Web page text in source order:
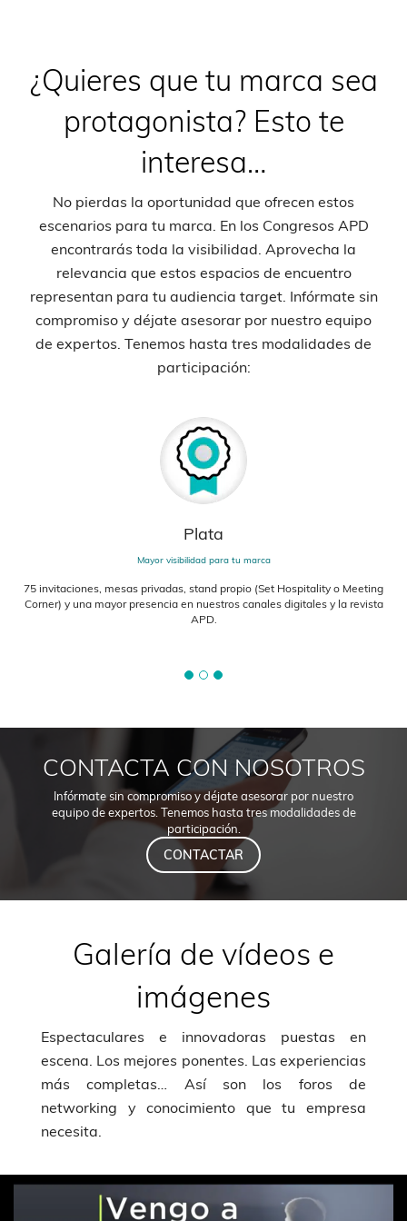
¿Quieres que tu marca sea
protagonista? Esto te
interesa…
No pierdas la oportunidad que ofrecen estos
escenarios para tu marca. En los Congresos APD
encontrarás toda la visibilidad. Aprovecha la
relevancia que estos espacios de encuentro
representan para tu audiencia target. Infórmate sin
compromiso y déjate asesorar por nuestro equipo
de expertos. Tenemos hasta tres modalidades de
participación:
Plata
Mayor visibilidad para tu marca
75 invitaciones, mesas privadas, stand propio (Set Hospitality o Meeting
Corner) y una mayor presencia en nuestros canales digitales y la revista
APD.
CONTACTA CON NOSOTROS
Infórmate sin compromiso y déjate asesorar por nuestro
equipo de expertos. Tenemos hasta tres modalidades de
participación.
CONTACTAR
Galería de vídeos e
imágenes
Espectaculares e innovadoras puestas en
escena. Los mejores ponentes. Las experiencias
más completas… Así son los foros de
networking y conocimiento que tu empresa
necesita.